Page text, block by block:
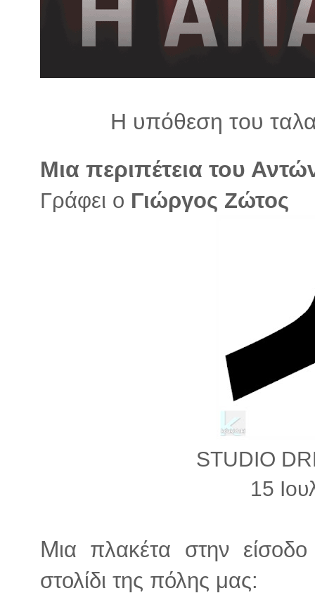
Η υπόθεση του
Μια περιπέτεια του
Γράφει ο Γιώργος Ζώτος
STUDIO
15
Μια πλακέτα στην
στολίδι της πόλης μας: